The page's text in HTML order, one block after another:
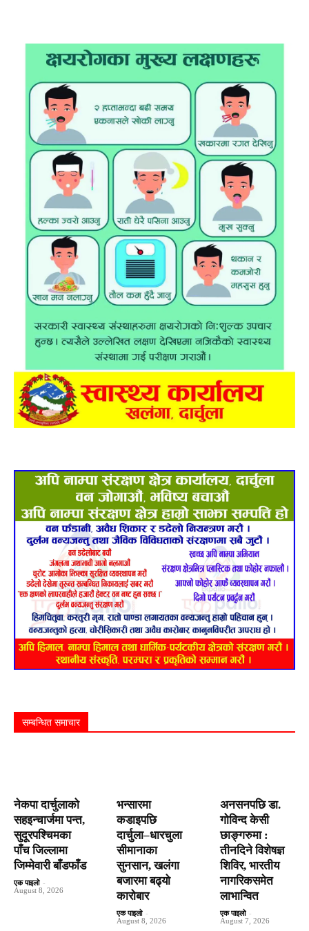
सम्बन्धित समाचार
नेकपा दार्चुलाको
सहइन्चार्जमा पन्त,
सुदूरपश्चिमका
पाँच जिल्लामा
जिम्मेवारी बाँडफाँड
एक पाइलो -
August 8, 2026
भन्सारमा
कडाइपछि
दार्चुला–धारचुला
सीमानाका
सुनसान, खलंगा
बजारमा बढ्यो
कारोबार
एक पाइलो -
August 8, 2026
अनसनपछि डा.
गोविन्द केसी
छाङ्गरुमा :
तीनदिने विशेषज्ञ
शिविर, भारतीय
नागरिकसमेत
लाभान्वित
एक पाइलो -
August 7, 2026